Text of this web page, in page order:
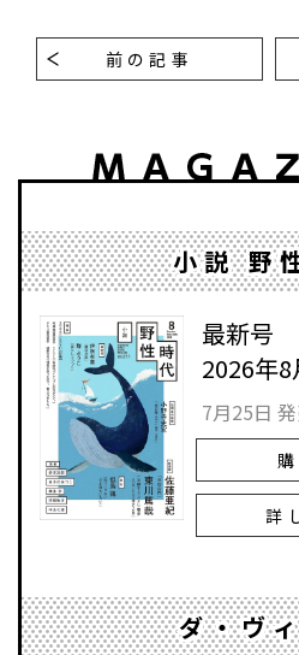
前の記事
小説 野
最新号
2026年8
7月25日
詳
ダ・ヴ